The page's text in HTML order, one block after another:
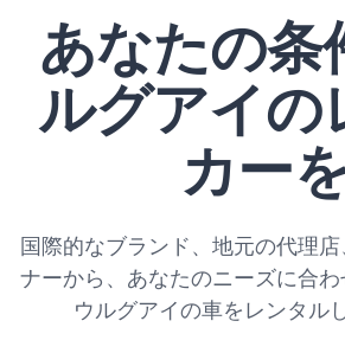
あなたの条
ルグアイの
カー
国際的なブランド、地元の代理
ナーから、あなたのニーズに合
ウルグアイの車をレンタル